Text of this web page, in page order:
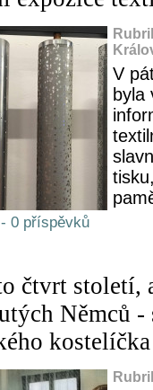
V
byla
0 příspěvků
čtvrt století,
Němců -
kostelíčka